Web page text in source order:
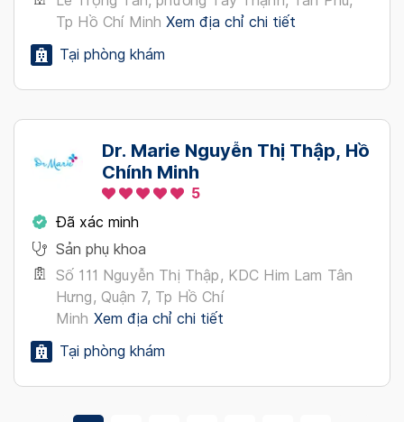
Tp Hồ Chí Minh Xem địa chỉ chi tiết
Tại phòng khám
Dr. Marie Nguyễn Thị Thập, Hồ
Chính Minh
5
Đã xác minh
Sản phụ khoa
Số 111 Nguyễn Thị Thập, KDC Him Lam Tân
Hưng, Quận 7, Tp Hồ Chí
Minh Xem địa chỉ chi tiết
Tại phòng khám